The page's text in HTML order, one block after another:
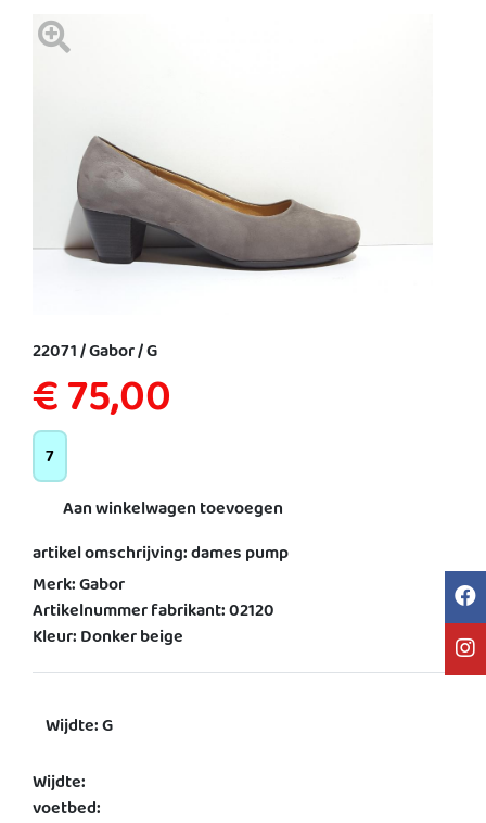
22071 / Gabor / G
€ 75,00
7
Aan winkelwagen toevoegen
artikel omschrijving: dames pump
Merk: Gabor
Artikelnummer fabrikant: 02120
Kleur: Donker beige
Wijdte: G
Wijdte:
voetbed: